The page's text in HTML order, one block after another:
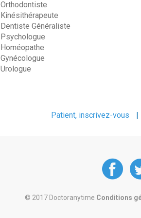
Orthodontiste
Kinésithérapeute
Dentiste Généraliste
Psychologue
Homéopathe
Gynécologue
Urologue
Patient, inscrivez-vous
at
© 2017 Doctoranytime Conditions